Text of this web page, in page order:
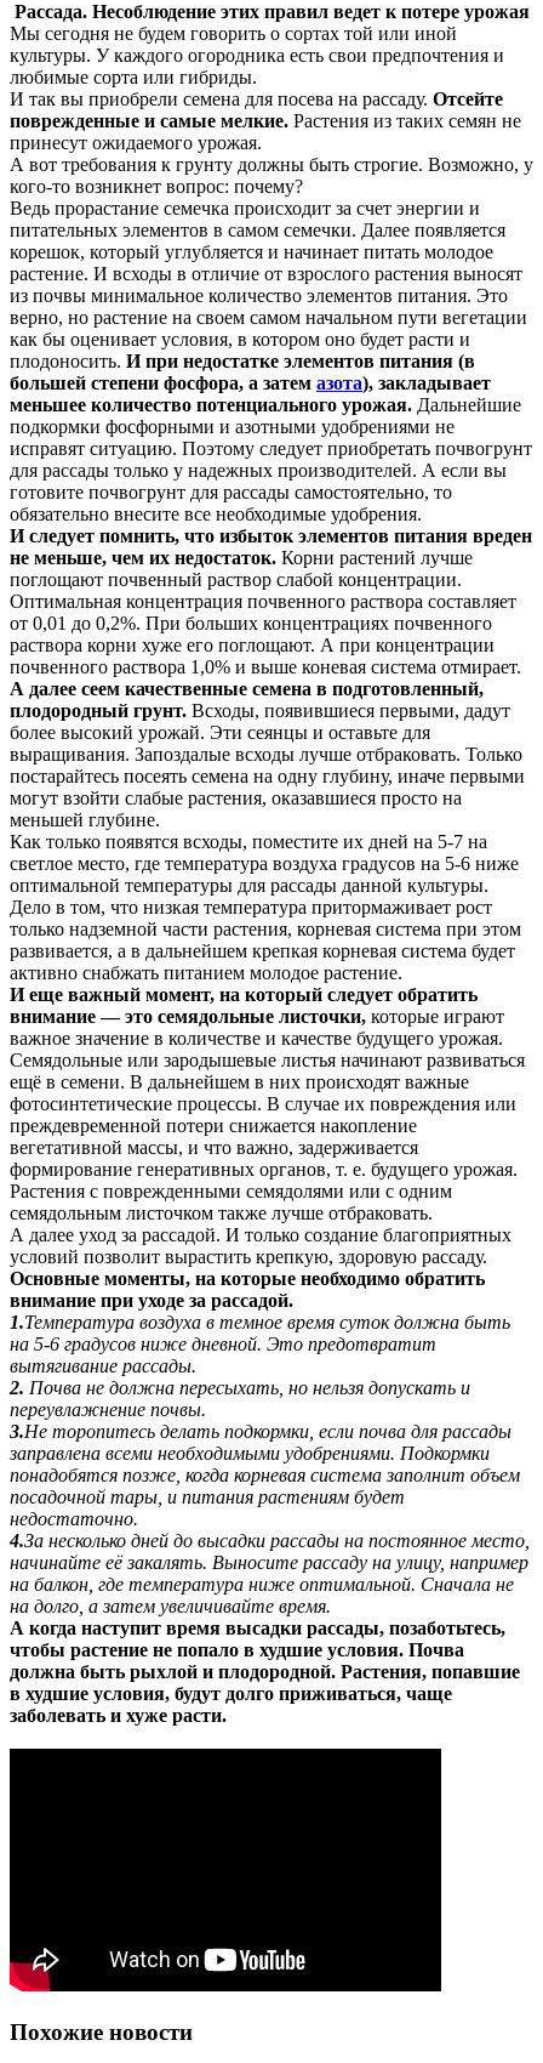
Рассада. Несоблюдение этих правил ведет к потере урожая
Мы сегодня не будем говорить о сортах той или иной
культуры. У каждого огородника есть свои предпочтения и
любимые сорта или гибриды.
И так вы приобрели семена для посева на рассаду. Отсейте
поврежденные и самые мелкие. Растения из таких семян не
принесут ожидаемого урожая.
А вот требования к грунту должны быть строгие. Возможно, у
кого-то возникнет вопрос: почему?
Ведь прорастание семечка происходит за счет энергии и
питательных элементов в самом семечки. Далее появляется
корешок, который углубляется и начинает питать молодое
растение. И всходы в отличие от взрослого растения выносят
из почвы минимальное количество элементов питания. Это
верно, но растение на своем самом начальном пути вегетации
как бы оценивает условия, в котором оно будет расти и
плодоносить. И при недостатке элементов питания (в
большей степени фосфора, а затем азота), закладывает
меньшее количество потенциального урожая. Дальнейшие
подкормки фосфорными и азотными удобрениями не
исправят ситуацию. Поэтому следует приобретать почвогрунт
для рассады только у надежных производителей. А если вы
готовите почвогрунт для рассады самостоятельно, то
обязательно внесите все необходимые удобрения.
И следует помнить, что избыток элементов питания вреден
не меньше, чем их недостаток. Корни растений лучше
поглощают почвенный раствор слабой концентрации.
Оптимальная концентрация почвенного раствора составляет
от 0,01 до 0,2%. При больших концентрациях почвенного
раствора корни хуже его поглощают. А при концентрации
почвенного раствора 1,0% и выше коневая система отмирает.
А далее сеем качественные семена в подготовленный,
плодородный грунт. Всходы, появившиеся первыми, дадут
более высокий урожай. Эти сеянцы и оставьте для
выращивания. Запоздалые всходы лучше отбраковать. Только
постарайтесь посеять семена на одну глубину, иначе первыми
могут взойти слабые растения, оказавшиеся просто на
меньшей глубине.
Как только появятся всходы, поместите их дней на 5-7 на
светлое место, где температура воздуха градусов на 5-6 ниже
оптимальной температуры для рассады данной культуры.
Дело в том, что низкая температура притормаживает рост
только надземной части растения, корневая система при этом
развивается, а в дальнейшем крепкая корневая система будет
активно снабжать питанием молодое растение.
И еще важный момент, на который следует обратить
внимание — это семядольные листочки, которые играют
важное значение в количестве и качестве будущего урожая.
Семядольные или зародышевые листья начинают развиваться
ещё в семени. В дальнейшем в них происходят важные
фотосинтетические процессы. В случае их повреждения или
преждевременной потери снижается накопление
вегетативной массы, и что важно, задерживается
формирование генеративных органов, т. е. будущего урожая.
Растения с поврежденными семядолями или с одним
семядольным листочком также лучше отбраковать.
А далее уход за рассадой. И только создание благоприятных
условий позволит вырастить крепкую, здоровую рассаду.
Основные моменты, на которые необходимо обратить
внимание при уходе за рассадой.
1.Температура воздуха в темное время суток должна быть
на 5-6 градусов ниже дневной. Это предотвратит
вытягивание рассады.
2. Почва не должна пересыхать, но нельзя допускать и
переувлажнение почвы.
3.Не торопитесь делать подкормки, если почва для рассады
заправлена всеми необходимыми удобрениями. Подкормки
понадобятся позже, когда корневая система заполнит объем
посадочной тары, и питания растениям будет
недостаточно.
4.За несколько дней до высадки рассады на постоянное место,
начинайте её закалять. Выносите рассаду на улицу, например
на балкон, где температура ниже оптимальной. Сначала не
на долго, а затем увеличивайте время.
А когда наступит время высадки рассады, позаботьтесь,
чтобы растение не попало в худшие условия. Почва
должна быть рыхлой и плодородной. Растения, попавшие
в худшие условия, будут долго приживаться, чаще
заболевать и хуже расти.
Похожие новости